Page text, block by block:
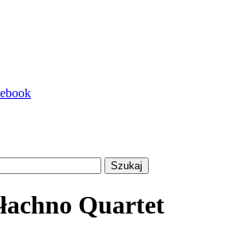
Szukaj
Quartet